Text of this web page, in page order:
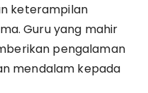
keterampilan
Guru yang mahir
pengalaman
mendalam kepada